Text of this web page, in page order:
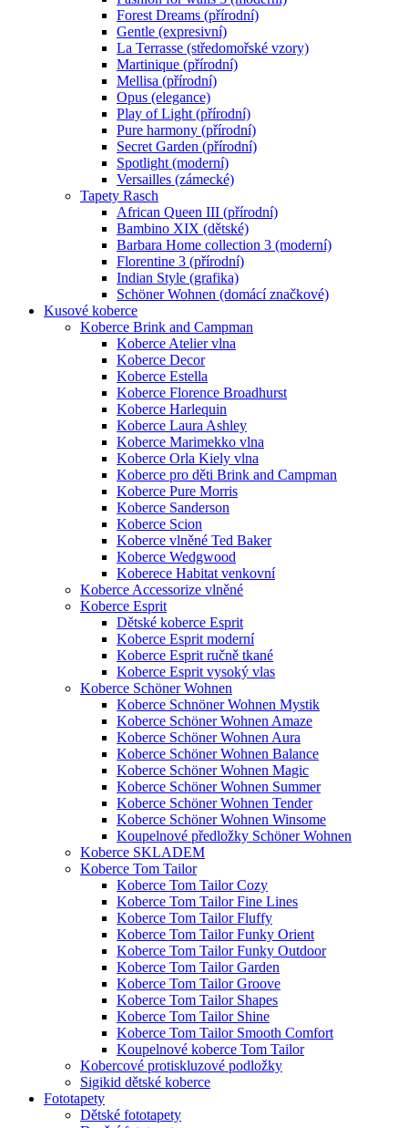
Forest Dreams (přírodní)
Gentle (expresivní)
La Terrasse (středomořské vzory)
Martinique (přírodní)
Mellisa (přírodní)
Opus (elegance)
Play of Light (přírodní)
Pure harmony (přírodní)
Secret Garden (přírodní)
Spotlight (moderní)
Versailles (zámecké)
Tapety Rasch
African Queen III (přírodní)
Bambino XIX (dětské)
Barbara Home collection 3 (moderní)
Florentine 3 (přírodní)
Indian Style (grafika)
Schöner Wohnen (domácí značkové)
Kusové koberce
Koberce Brink and Campman
Koberce Atelier vlna
Koberce Decor
Koberce Estella
Koberce Florence Broadhurst
Koberce Harlequin
Koberce Laura Ashley
Koberce Marimekko vlna
Koberce Orla Kiely vlna
Koberce pro děti Brink and Campman
Koberce Pure Morris
Koberce Sanderson
Koberce Scion
Koberce vlněné Ted Baker
Koberce Wedgwood
Koberece Habitat venkovní
Koberce Accessorize vlněné
Koberce Esprit
Dětské koberce Esprit
Koberce Esprit moderní
Koberce Esprit ručně tkané
Koberce Esprit vysoký vlas
Koberce Schöner Wohnen
Koberce Schnöner Wohnen Mystik
Koberce Schöner Wohnen Amaze
Koberce Schöner Wohnen Aura
Koberce Schöner Wohnen Balance
Koberce Schöner Wohnen Magic
Koberce Schöner Wohnen Summer
Koberce Schöner Wohnen Tender
Koberce Schöner Wohnen Winsome
Koupelnové předložky Schöner Wohnen
Koberce SKLADEM
Koberce Tom Tailor
Koberce Tom Tailor Cozy
Koberce Tom Tailor Fine Lines
Koberce Tom Tailor Fluffy
Koberce Tom Tailor Funky Orient
Koberce Tom Tailor Funky Outdoor
Koberce Tom Tailor Garden
Koberce Tom Tailor Groove
Koberce Tom Tailor Shapes
Koberce Tom Tailor Shine
Koberce Tom Tailor Smooth Comfort
Koupelnové koberce Tom Tailor
Kobercové protiskluzové podložky
Sigikid dětské koberce
Fototapety
Dětské fototapety